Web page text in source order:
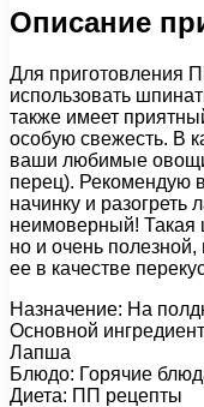
Описание
Для приготовления
использовать
также имеет
особую свежесть. В
ваши любимые овощи
перец). Рекомендую
начинку и разогреть
неимоверный! Такая
но и очень полезной,
ее в качестве
Назначение: На
Основной
Лапша
Блюдо: Горячие
Диета: ПП рецепты